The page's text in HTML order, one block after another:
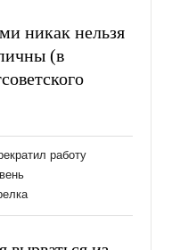
никак нельзя
(в